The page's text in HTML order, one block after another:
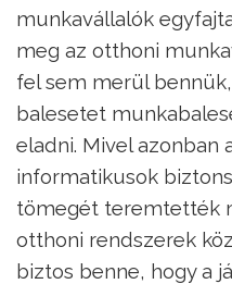
munkavállalók
meg az otthoni
fel sem merül
balesetet
eladni. Mivel azonban
informatikusok
tömegét teremtették
otthoni rendszerek
biztos benne, hogy a